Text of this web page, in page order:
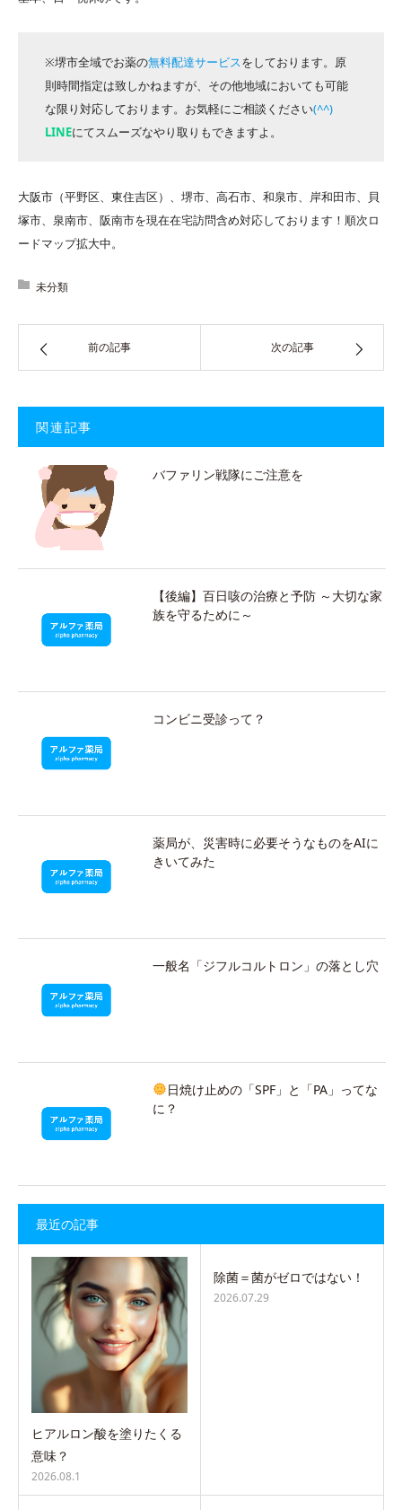
※堺市全域でお薬の無料配達サービスをしております。原
則時間指定は致しかねますが、その他地域においても可能
な限り対応しております。お気軽にご相談ください(^^)
LINEにてスムーズなやり取りもできますよ。
大阪市（平野区、東住吉区）、堺市、高石市、和泉市、岸和田市、貝
塚市、泉南市、阪南市を現在在宅訪問含め対応しております！順次ロ
ードマップ拡大中。
未分類
前の記事 次の記事
関連記事
バファリン戦隊にご注意を
【後編】百日咳の治療と予防 ～大切な家
族を守るために～
コンビニ受診って？
薬局が、災害時に必要そうなものをAIに
きいてみた
一般名「ジフルコルトロン」の落とし穴
日焼け止めの「SPF」と「PA」ってな
に？
最近の記事
ヒアルロン酸を塗りたくる
意味？
2026.08.1
除菌＝菌がゼロではない！
2026.07.29